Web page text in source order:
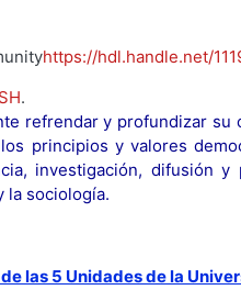
https://hdl.handle.net/
.
refrendar y profundizar
principios y valores
investigación, difusión
la sociología.
las 5 Unidades de la